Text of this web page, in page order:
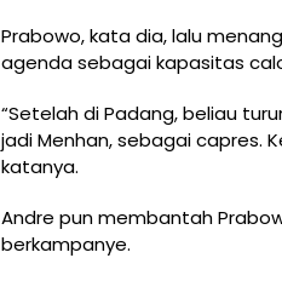
Prabowo, kata dia, lalu
agenda sebagai kapasitas
“Setelah di Padang, beliau
jadi Menhan, sebagai capres.
katanya.
Andre pun membantah
berkampanye.